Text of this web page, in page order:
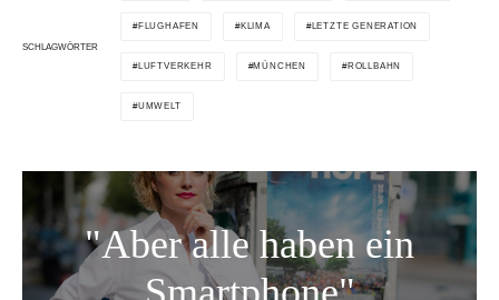
SCHLAGWÖRTER
FLUGHAFEN KLIMA LETZTE GENERATION
LUFTVERKEHR MÜNCHEN ROLLBAHN
UMWELT
"Aber alle haben ein